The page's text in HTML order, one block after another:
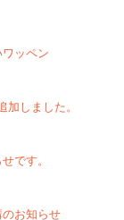
ッペン
しました。
です。
お知らせ